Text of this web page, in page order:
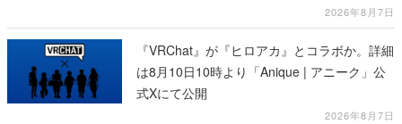
2026年8月7日
『VRChat』が『ヒロアカ』とコラボか。詳細
は8月10日10時より「Anique | アニーク」公
式Xにて公開
2026年8月7日